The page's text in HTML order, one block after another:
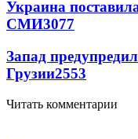
Украина
СМИ3077
Запад
Грузии2553
Читать комментарии